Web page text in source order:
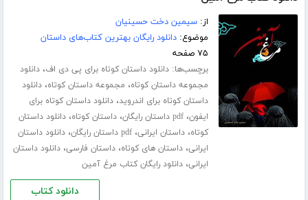
از:سیمین دخت حسینیان
موضوع:دانلود رایگان بهترین کتاب‌های داستان
۷۵ صفحه
برچسب‌ها:دانلود داستان کوتاه برای پی دی اف،دانلود
مجموعه داستان کوتاه، مجموعه داستان کوتاه،دانلود
داستان کوتاه برای اندروید،دانلود داستان کوتاه برای
ایفون،pdf داستان رایگان ،داستان کوتاه،دانلود داستان
کوتاه،داستان ایرانی،pdf داستان رایگان ،دانلود داستان
ایرانی،داستان های کوتاه،داستان فارسی،دانلود داستان
ایرانی،دانلود رایگان کتاب مرغ آمین
دانلود کتاب